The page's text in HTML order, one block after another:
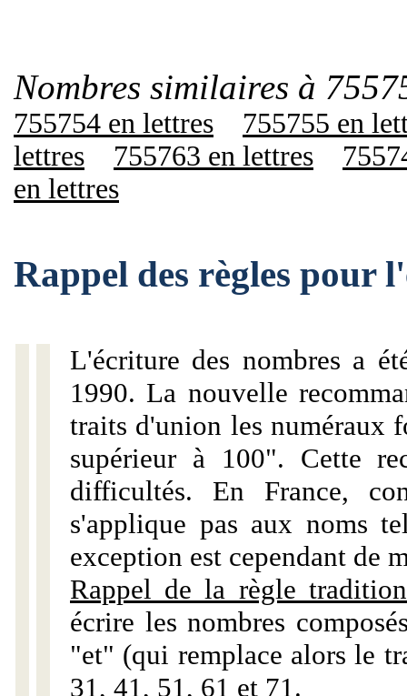
Nombres similaires à
755754 en lettres
755755 en
lettres
755763 en lettres
en lettres
Rappel des règles pour
L'écriture des nombres a
1990. La nouvelle
traits d'union les numéraux
supérieur à 100". Cette
difficultés. En France,
s'applique pas aux noms
exception est cependant de
Rappel de la règle
écrire les nombres
"et" (qui remplace alors le
31, 41, 51, 61 et 71.